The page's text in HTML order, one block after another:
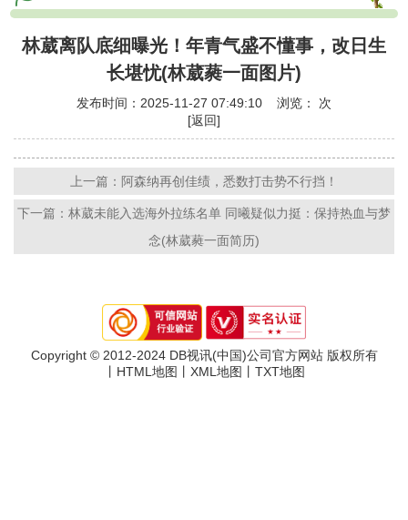
林葳离队底细曝光！年青气盛不懂事，改日生
长堪忧(林葳蕤一面图片)
发布时间：2025-11-27 07:49:10 浏览：
次
[返回]
上一篇：阿森纳再创佳绩，悉数打击势不行挡！
下一篇：林葳未能入选海外拉练名单 同曦疑似力挺：保持热血与梦
念(林葳蕤一面简历)
Copyright © 2012-2024 DB视讯(中国)公司官方网站 版权所有
HTML地图 XML地图 TXT地图